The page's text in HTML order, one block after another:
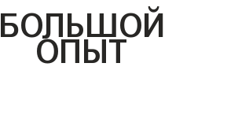
БОЛЬШОЙ
ОПЫТ